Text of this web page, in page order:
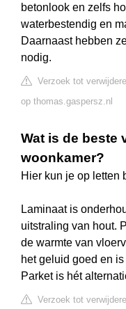
betonlook en zelfs
waterbestendig en
Daarnaast hebben
nodig.
Verzoek tot
op thomas.gaspersz.nl
Wat is de beste
woonkamer?
Hier kun je op letten
Laminaat is
uitstraling van hout.
de warmte van
het geluid goed en
Parket is hét
Verzoek tot